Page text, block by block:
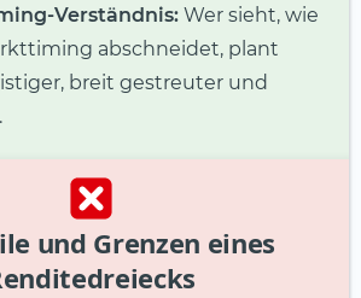
Verständnis: Wer sieht, wie
abschneidet, plant
breit gestreuter und
und Grenzen eines